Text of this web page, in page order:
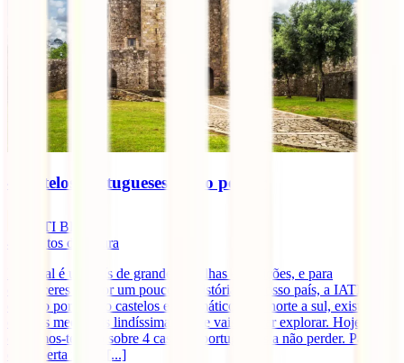
4 castelos portugueses a não perder
IATI Blog
minutos de leitura
Portugal é um país de grandes batalhas e tradições, e para
conheceres melhor um pouco da história do nosso país, a IATI viaja
contigo por quatro castelos emblemáticos. De norte a sul, existem
cidades medievais lindíssimas e que vais adorar explorar. Hoje
contamos-te tudo sobre 4 castelos portugueses a não perder. Parte à
descoberta numa [...]